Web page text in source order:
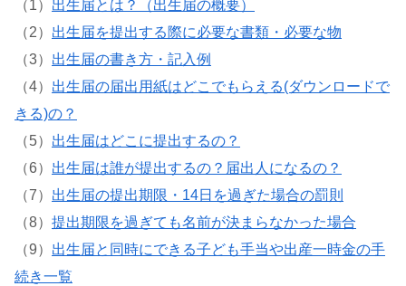
（1） 出生届とは？（出生届の概要）
（2） 出生届を提出する際に必要な書類・必要な物
（3） 出生届の書き方・記入例
（4） 出生届の届出用紙はどこでもらえる(ダウンロードで
きる)の？
（5） 出生届はどこに提出するの？
（6） 出生届は誰が提出するの？届出人になるの？
（7） 出生届の提出期限・14日を過ぎた場合の罰則
（8） 提出期限を過ぎても名前が決まらなかった場合
（9） 出生届と同時にできる子ども手当や出産一時金の手
続き一覧